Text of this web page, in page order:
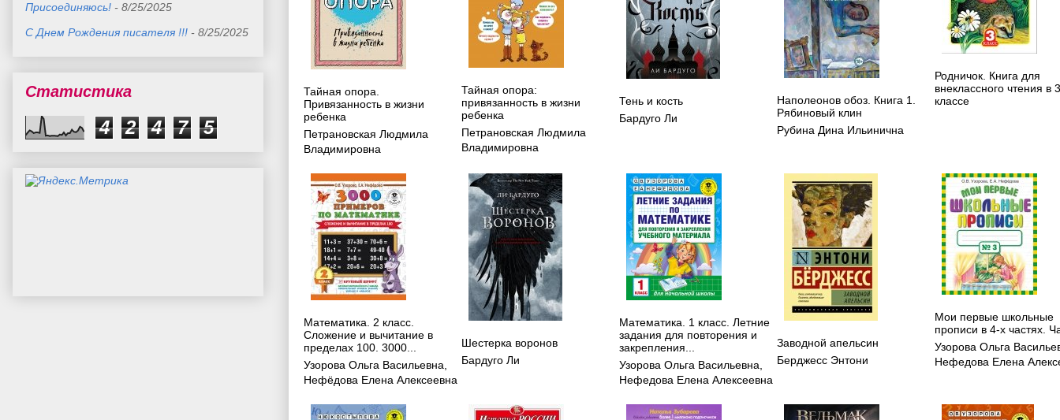
Тайная опора.
Привязанность в жизни
ребенка
Петрановская Людмила
Владимировна
Тайная опора:
привязанность в жизни
ребенка
Петрановская Людмила
Владимировна
Тень и кость
Бардуго Ли
Наполеонов обоз. Книга 1.
Рябиновый клин
Рубина Дина Ильинична
Родничок. Книга для
внеклассного чтения в
классе
Математика. 2 класс.
Сложение и вычитание в
пределах 100. 3000...
Узорова Ольга Васильевна
Нефёдова Елена Алексеевна
Шестерка воронов
Бардуго Ли
Математика. 1 класс. Летние
задания для повторения и
закрепления...
Узорова Ольга Васильевна
Нефедова Елена Алексеевна
Заводной апельсин
Берджесс Энтони
Мои первые школьные
прописи в 4-х частях.
Узорова Ольга
Нефедова Елена
Присоединяюсь! - 8/25/2025
С Днем Рождения писателя !!! - 8/25/2025
Статистика
4 2 4 7 5